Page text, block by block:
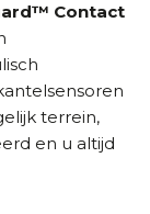
Contact
terrein,
en u altijd